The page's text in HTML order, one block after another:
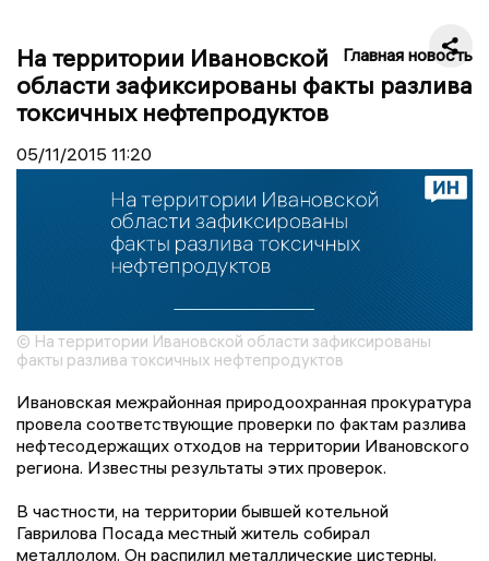
Главная новость
На территории Ивановской
области зафиксированы факты разлива
токсичных нефтепродуктов
05/11/2015 11:20
© На территории Ивановской области зафиксированы
факты разлива токсичных нефтепродуктов
Ивановская межрайонная природоохранная прокуратура
провела соответствующие проверки по фактам разлива
нефтесодержащих отходов на территории Ивановского
региона. Известны результаты этих проверок.
В частности, на территории бывшей котельной
Гаврилова Посада местный житель собирал
металлолом. Он распилил металлические цистерны.